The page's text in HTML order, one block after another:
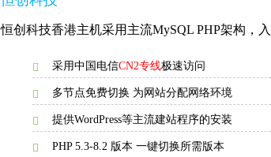
恒创科技香港主机采用主流MySQL PHP架构，
采用中国电信CN2专线极速访问
多节点免费切换 为网站分配网络环境
提供WordPress等主流建站程序的安装
PHP 5.3-8.2 版本 一键切换所需版本